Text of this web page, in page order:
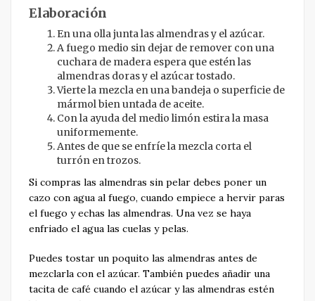
Elaboración
En una olla junta las almendras y el azúcar.
A fuego medio sin dejar de remover con una
cuchara de madera espera que estén las
almendras doras y el azúcar tostado.
Vierte la mezcla en una bandeja o superficie de
mármol bien untada de aceite.
Con la ayuda del medio limón estira la masa
uniformemente.
Antes de que se enfríe la mezcla corta el
turrón en trozos.
Si compras las almendras sin pelar debes poner un
cazo con agua al fuego, cuando empiece a hervir paras
el fuego y echas las almendras. Una vez se haya
enfriado el agua las cuelas y pelas.
Puedes tostar un poquito las almendras antes de
mezclarla con el azúcar. También puedes añadir una
tacita de café cuando el azúcar y las almendras estén